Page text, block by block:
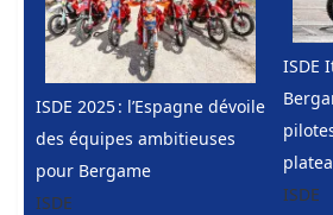
ISDE 2025 : l’Espagne dévoile
des équipes ambitieuses
pour Bergame
ISDE
ISDE
ISDE